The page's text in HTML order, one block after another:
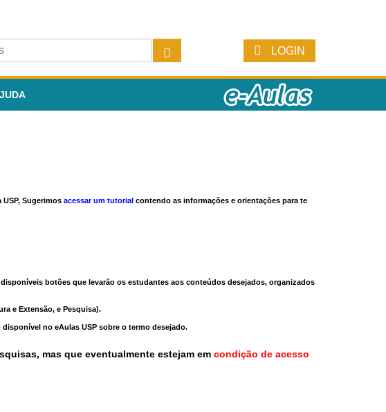
LOGIN
Sugerimos acessar um tutorial contendo as informações e orientações para te
botões que levarão os estudantes aos conteúdos desejados, organizados
e Extensão, e Pesquisa).
no eAulas USP sobre o termo desejado.
mas que eventualmente estejam em condição de acesso